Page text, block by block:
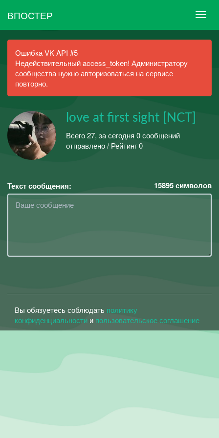
ВПОСТЕР
Ошибка VK API #5
Недействительный access_token! Администратору
сообщества нужно авторизоваться на сервисе
повторно.
love at first sight [NCT]
Всего 27, за сегодня 0 сообщений
отправлено / Рейтинг 0
Текст сообщения: 15895символов
Вы обязуетесь соблюдать политику
конфиденциальности и пользовательское соглашение